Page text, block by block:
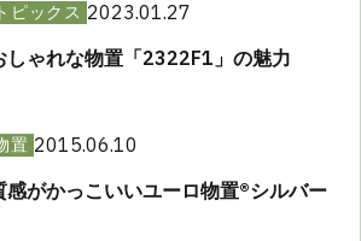
トピックス 2023.01.27
しゃれな物置「2322F1」の魅力
置 2015.06.10
感がかっこいいユーロ物置®︎シルバー